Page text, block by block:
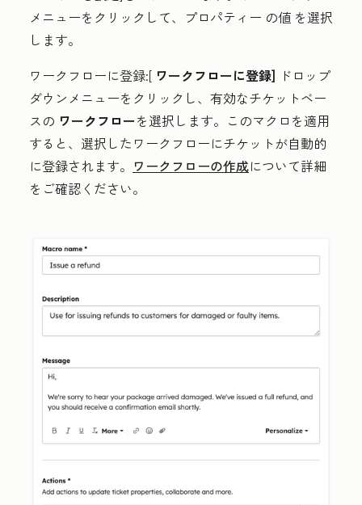
メニューをクリックして、プロパティー の値 を選択
します。
ワークフローに登録:[ ワークフローに登録] ドロップ
ダウンメニューをクリックし、有効なチケットベー
スの ワークフローを選択します。このマクロを適用
すると、選択したワークフローにチケットが自動的
に登録されます。 ワークフローの作成について詳細
をご確認ください。